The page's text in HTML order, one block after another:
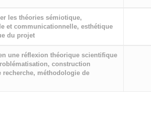
les théories sémiotique,
et communicationnelle, esthétique
du projet
une réflexion théorique scientifique
construction
recherche, méthodologie de